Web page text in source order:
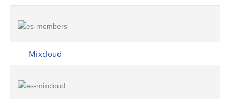
Mixcloud